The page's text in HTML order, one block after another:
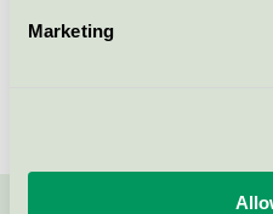
Marketing